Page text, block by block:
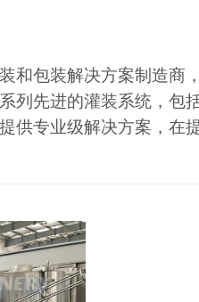
和包装解决方案制造商
列先进的灌装系统，包
供专业级解决方案，在